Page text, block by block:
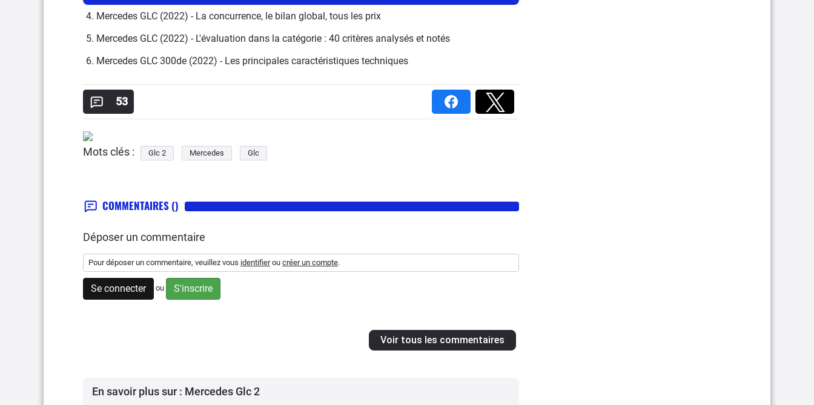
4. Mercedes GLC (2022) - La concurrence, le bilan global, tous les prix
5. Mercedes GLC (2022) - L'évaluation dans la catégorie : 40 critères analysés et notés
6. Mercedes GLC 300de (2022) - Les principales caractéristiques techniques
53
Mots clés : Glc 2 Mercedes Glc
COMMENTAIRES ()
Déposer un commentaire
Pour déposer un commentaire, veuillez vous identifierou créer un compte.
Se connecter ou S'inscrire
Voir tous les commentaires
En savoir plus sur : Mercedes Glc 2